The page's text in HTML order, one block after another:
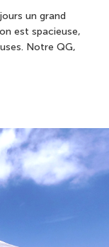
un grand
est spacieuse,
Notre QG,